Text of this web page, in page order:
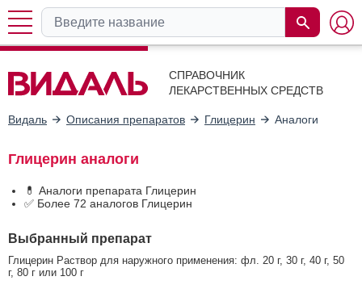
СПРАВОЧНИК
ЛЕКАРСТВЕННЫХ СРЕДСТВ
Видаль Описания препаратов Глицерин Аналоги
Глицерин аналоги
💊 Аналоги препарата Глицерин
✅ Более 72 аналогов Глицерин
Выбранный препарат
Глицерин Раствор для наружного применения: фл. 20 г, 30 г, 40 г, 50
г, 80 г или 100 г